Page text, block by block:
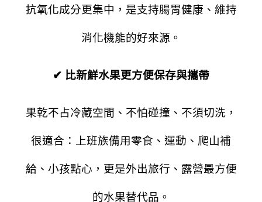
抗氧化成分更集中，是支持腸胃健康、維持
消化機能的好來源。
✔ 比新鮮水果更方便保存與攜帶
果乾不占冷藏空間、不怕碰撞、不須切洗，
很適合： 上班族備用零食、 運動、爬山補
給、 小孩點心，更是外出旅行、露營最方便
的水果替代品。